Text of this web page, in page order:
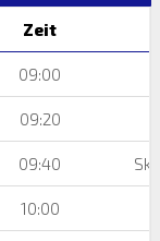
Zeit
09:00
09:20
09:40
10:00